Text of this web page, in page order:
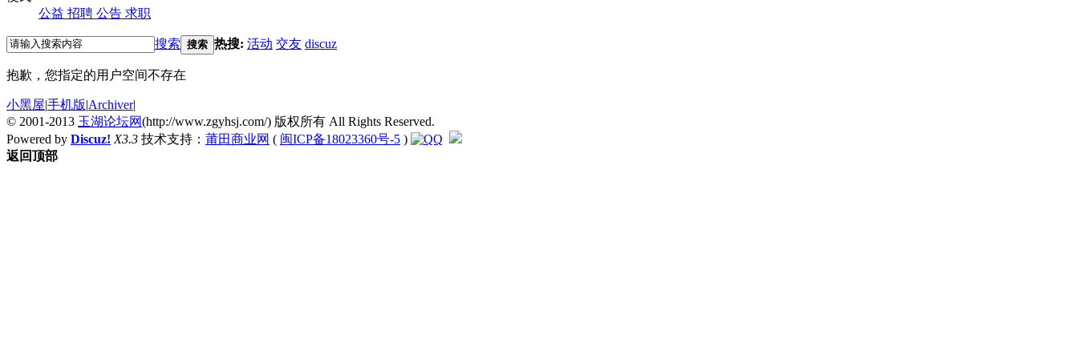
公益 招聘 公告 求职
搜索 搜索 热搜: 活动 交友 discuz
抱歉，您指定的用户空间不存在
小黑屋|手机版|Archiver|
© 2001-2013 玉湖论坛网(http://www.zgyhsj.com/) 版权所有 All Rights Reserved.
Powered by Discuz! X3.3 技术支持： 莆田商业网 ( 闽ICP备18023360号-5 )
返回顶部